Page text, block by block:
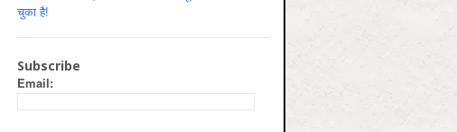
चुका है!
Subscribe
Email: